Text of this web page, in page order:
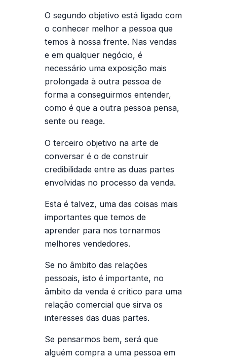
O segundo objetivo está ligado com
o conhecer melhor a pessoa que
temos à nossa frente. Nas vendas
e em qualquer negócio, é
necessário uma exposição mais
prolongada à outra pessoa de
forma a conseguirmos entender,
como é que a outra pessoa pensa,
sente ou reage.
O terceiro objetivo na arte de
conversar é o de construir
credibilidade entre as duas partes
envolvidas no processo da venda.
Esta é talvez, uma das coisas mais
importantes que temos de
aprender para nos tornarmos
melhores vendedores.
Se no âmbito das relações
pessoais, isto é importante, no
âmbito da venda é crítico para uma
relação comercial que sirva os
interesses das duas partes.
Se pensarmos bem, será que
alguém compra a uma pessoa em